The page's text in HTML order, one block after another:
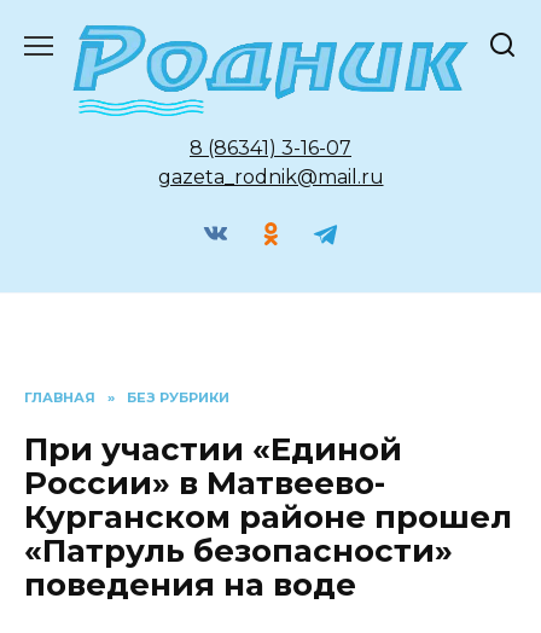
содержанию
8 (86341) 3-16-07
gazeta_rodnik@mail.ru
ГЛАВНАЯ » БЕЗ РУБРИКИ
При участии «Единой
России» в Матвеево-
Курганском районе прошел
«Патруль безопасности»
поведения на воде